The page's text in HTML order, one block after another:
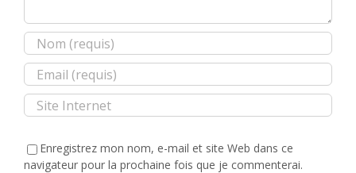
Enregistrez mon nom, e-mail et site Web dans ce
navigateur pour la prochaine fois que je commenterai.